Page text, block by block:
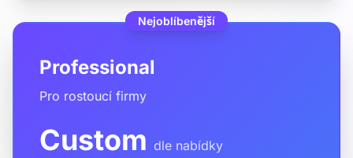
Nejoblíbenější
Professional
Pro rostoucí firmy
Custom dle nabídky